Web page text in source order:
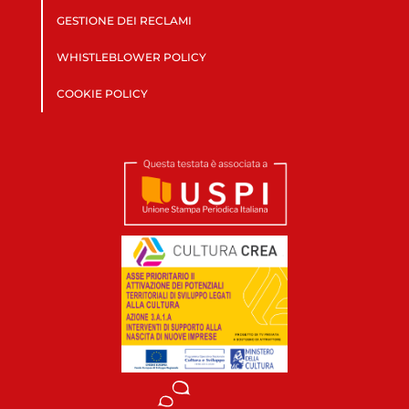
GESTIONE DEI RECLAMI
WHISTLEBLOWER POLICY
COOKIE POLICY